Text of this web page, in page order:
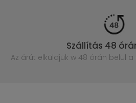
Szállítás 48
Az árút elküldjük w 48 órán belül a